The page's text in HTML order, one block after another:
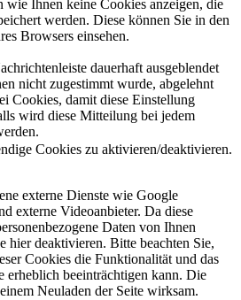
wie Ihnen keine Cookies anzeigen, die
werden. Diese können Sie in den
Browsers einsehen.
dauerhaft ausgeblendet
nicht zugestimmt wurde, abgelehnt
Cookies, damit diese Einstellung
wird diese Mitteilung bei jedem
Cookies zu aktivieren/deaktivieren.
externe Dienste wie Google
externe Videoanbieter. Da diese
Daten von Ihnen
hier deaktivieren. Bitte beachten Sie,
Cookies die Funktionalität und das
erheblich beeinträchtigen kann. Die
Neuladen der Seite wirksam.